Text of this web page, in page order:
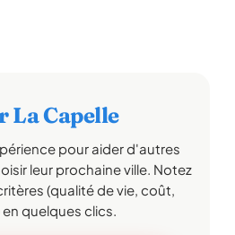
La Capelle
pour aider d'autres
leur prochaine ville. Notez
(qualité de vie, coût,
en quelques clics.